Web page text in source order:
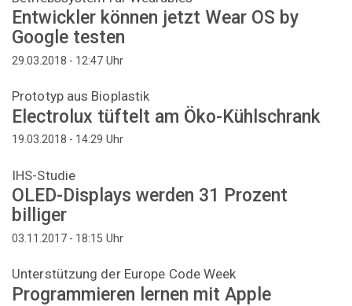
Entwickler können jetzt Wear OS by
Google testen
29.03.2018 - 12:47 Uhr
Prototyp aus Bioplastik
Electrolux tüftelt am Öko-Kühlschrank
19.03.2018 - 14:29 Uhr
IHS-Studie
OLED-Displays werden 31 Prozent
billiger
03.11.2017 - 18:15 Uhr
Unterstützung der Europe Code Week
Programmieren lernen mit Apple